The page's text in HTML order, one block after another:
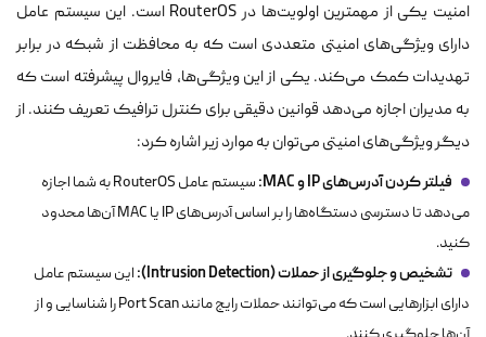
امنیت یکی از مهمترین اولویت‌ها در RouterOS است. این سیستم عامل
دارای ویژگی‌های امنیتی متعددی است که به محافظت از شبکه در برابر
تهدیدات کمک می‌کند. یکی از این ویژگی‌ها، فایروال پیشرفته است که
به مدیران اجازه می‌دهد قوانین دقیقی برای کنترل ترافیک تعریف کنند. از
دیگر ویژگی‌های امنیتی می‌توان به موارد زیر اشاره کرد:
فیلتر کردن آدرس‌های IP و MAC:
سیستم عامل RouterOS به شما اجازه
می‌دهد تا دسترسی دستگاه‌ها را بر اساس آدرس‌های IP یا MAC آن‌ها محدود
کنید.
تشخیص و جلوگیری از حملات (Intrusion Detection):
این سیستم عامل
دارای ابزارهایی است که می‌توانند حملات رایج مانند Port Scan را شناسایی و از